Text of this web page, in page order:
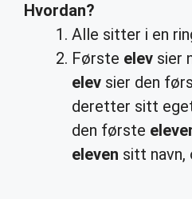
Hvordan?
Alle sitter i en
Første elev sier
elev sier den
deretter sitt
den første
eleven sitt navn,